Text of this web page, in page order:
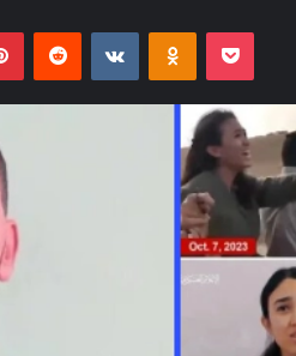
PinterestReddit VKontakteOdnoklassniki
Pocket